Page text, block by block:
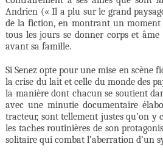
Andrien (« Il a plu sur le grand
de la fiction, en montrant un moment
tous les jours se donner corps et
avant sa famille.
Si Senez opte pour une mise en scène
la crise du lait et celle du monde des
la manière dont chacun se soutient
avec une minutie documentaire
tracteur, sont tellement justes qu’on y
les taches routinières de son
solitaire qui combat l’aberration d’un